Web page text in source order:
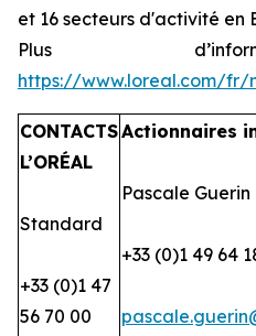
et 16 secteurs d'activité en
Plus
https://www.loreal.com/fr/
CONTACTS
L’ORÉAL
Standard
+33 (0)1 47
56 70 00
Actionnaires
Pascale Guerin
+33 (0)1 49 64